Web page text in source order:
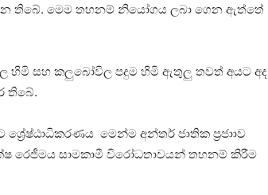
තිබේ. මෙම තහනම් නියෝගය ලබා ගෙන ඇත්තේ
හිමි සහ කලුබෝවිල පදුම හිමි ඇතුලු තවත් අයට අද
තිබේ.
මෙන්ම අන්තර් ජාතික ප්‍රජාාව
රෙජීමය සාමකාමී විරෝධතාවයන් තහනම් කිරීම